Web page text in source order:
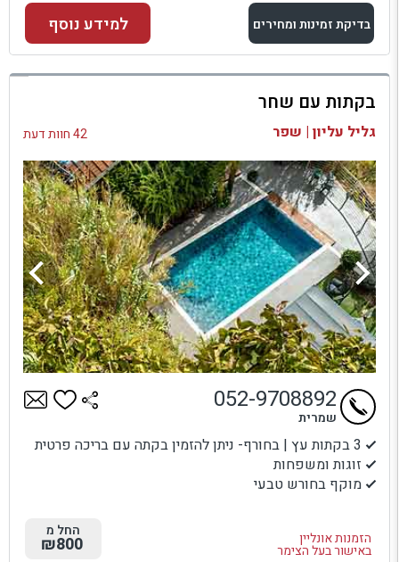
בדיקת זמינות ומחירים
למתחם זה
בדיקת זמינות ומחירים
למידע נוסף
בקתות עם שחר
גליל עליון | שפר 42 חוות דעת
3 בקתות עץ | בחורף- ניתן להזמין בקתה עם בריכה פרטית
זוגות ומשפחות
מוקף בחורש טבעי
הזמנות אונליין
באישור בעל הצימר
052-9708892
שמרית
החל מ
₪800